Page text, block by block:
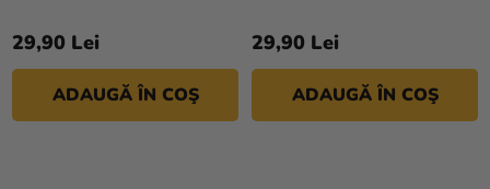
29,90 Lei
ADAUGĂ ÎN COŞ
29,90 Lei
ADAUGĂ ÎN COŞ